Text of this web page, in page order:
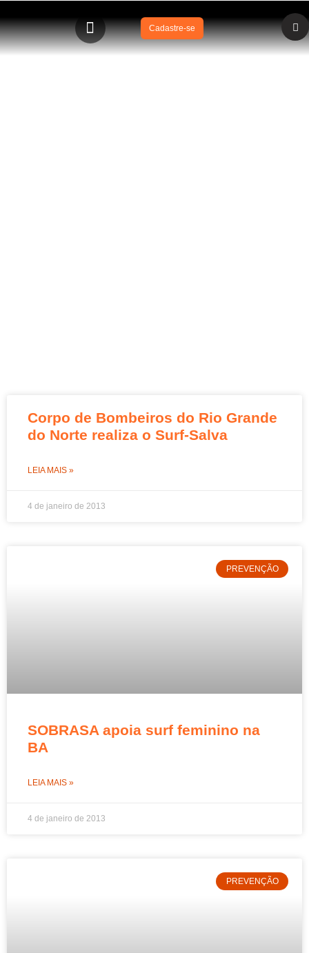
Cadastre-se
Corpo de Bombeiros do Rio Grande
do Norte realiza o Surf-Salva
LEIA MAIS »
4 de janeiro de 2013
PREVENÇÃO
SOBRASA apoia surf feminino na
BA
LEIA MAIS »
4 de janeiro de 2013
PREVENÇÃO